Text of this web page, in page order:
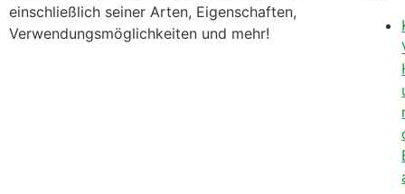
einschließlich seiner Arten, Eigenschaften,
Verwendungsmöglichkeiten und mehr!